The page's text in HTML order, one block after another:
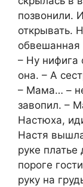
позвонили.
открывать.
обвешанная
– Ну нифига
она. – А
– Мама… –
завопил. –
Настюха,
Настя
руке платье
пороге
руку на